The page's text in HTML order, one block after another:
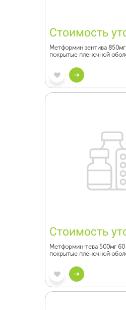
Стоимость
Метформин зентива
покрытые пленочной
Стоимость
Метформин-тева 500мг 60
покрытые пленочной